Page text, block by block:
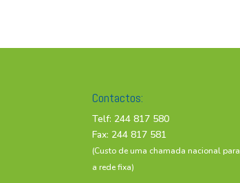
Contactos:
Telf: 244 817 580
Fax: 244 817 581
(Custo de uma chamada nacional para
a rede fixa)